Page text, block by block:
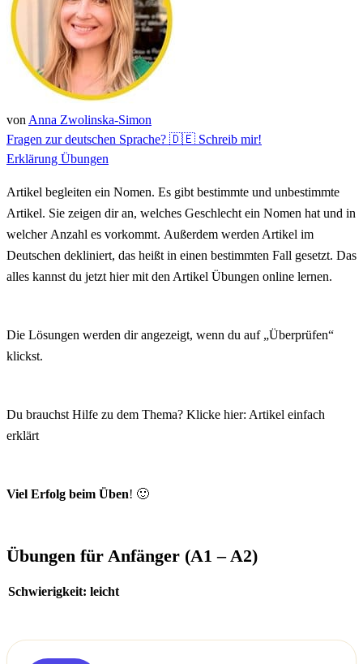
von Anna Zwolinska-Simon
Fragen zur deutschen Sprache? 🇩🇪 Schreib mir!
Erklärung Übungen
Artikel begleiten ein Nomen. Es gibt bestimmte und unbestimmte
Artikel. Sie zeigen dir an, welches Geschlecht ein Nomen hat und in
welcher Anzahl es vorkommt. Außerdem werden Artikel im
Deutschen dekliniert, das heißt in einen bestimmten Fall gesetzt. Das
alles kannst du jetzt hier mit den Artikel Übungen online lernen.
Die Lösungen werden dir angezeigt, wenn du auf „Überprüfen“
klickst.
Du brauchst Hilfe zu dem Thema? Klicke hier: Artikel einfach
erklärt
Viel Erfolg beim Üben! 🙂
Übungen für Anfänger (A1 – A2)
Schwierigkeit: leicht